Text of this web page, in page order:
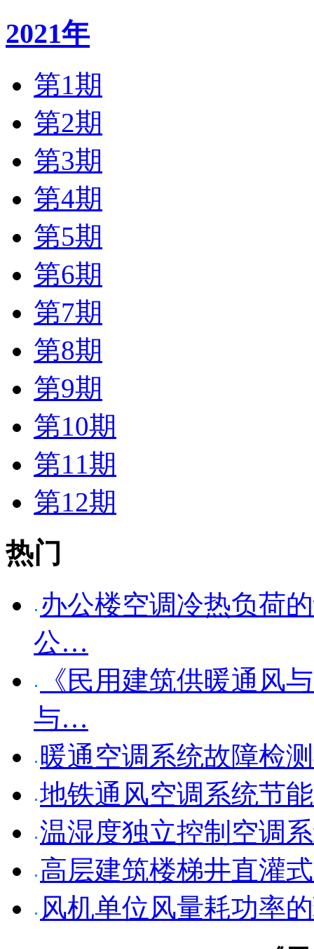
2021年
第1期
第2期
第3期
第4期
第5期
第6期
第7期
第8期
第9期
第10期
第11期
第12期
热门
办公楼空调冷热负荷
公…
《民用建筑供暖通风
与…
暖通空调系统故障检
地铁通风空调系统节
温湿度独立控制空调
高层建筑楼梯井直灌
风机单位风量耗功率